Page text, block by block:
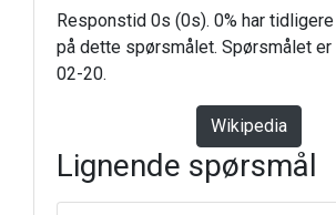
Responstid 0s (0s). 0% har
på dette spørsmålet. Spørsmålet
02-20.
Wikipedia
Lignende spørsmål